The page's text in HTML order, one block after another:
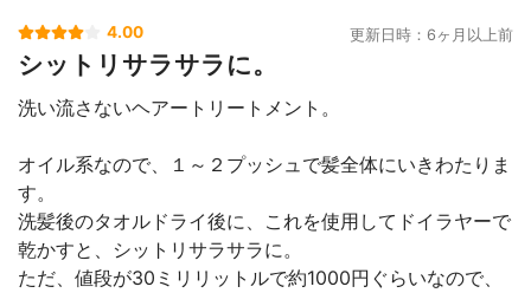
4.00 更新日時：6ヶ月以上前
シットリサラサラに。
洗い流さないヘアートリートメント。
オイル系なので、１～２プッシュで髪全体にいきわたりま
す。
洗髪後のタオルドライ後に、これを使用してドイラヤーで
乾かすと、シットリサラサラに。
ただ、値段が30ミリリットルで約1000円ぐらいなので、